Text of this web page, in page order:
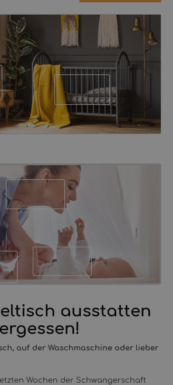
ausstatten
auf der Waschmaschine oder lieber
Wochen der Schwangerschaft